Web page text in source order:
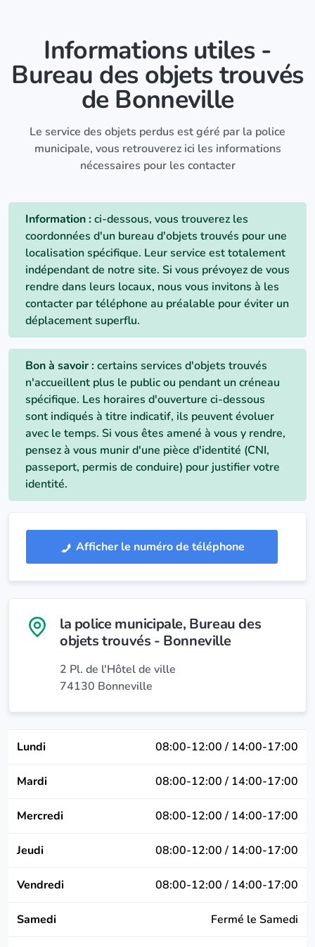
Informations utiles -
Bureau des objets trouvés
de Bonneville
Le service des objets perdus est géré par la police
municipale, vous retrouverez ici les informations
nécessaires pour les contacter
Information :ci-dessous, vous trouverez les
coordonnées d'un bureau d'objets trouvés pour une
localisation spécifique. Leur service est totalement
indépendant de notre site. Si vous prévoyez de vous
rendre dans leurs locaux, nous vous invitons à les
contacter par téléphone au préalable pour éviter un
déplacement superflu.
Bon à savoir :certains services d'objets trouvés
n'accueillent plus le public ou pendant un créneau
spécifique. Les horaires d'ouverture ci-dessous
sont indiqués à titre indicatif, ils peuvent évoluer
avec le temps. Si vous êtes amené à vous y rendre,
pensez à vous munir d'une pièce d'identité (CNI,
passeport, permis de conduire) pour justifier votre
identité.
Afficher le numéro de téléphone
la police municipale, Bureau des
objets trouvés - Bonneville
2 Pl. de l'Hôtel de ville
74130 Bonneville
Lundi 08:00-12:00 / 14:00-17:00
Mardi 08:00-12:00 / 14:00-17:00
Mercredi 08:00-12:00 / 14:00-17:00
Jeudi 08:00-12:00 / 14:00-17:00
Vendredi 08:00-12:00 / 14:00-17:00
Samedi Fermé le Samedi